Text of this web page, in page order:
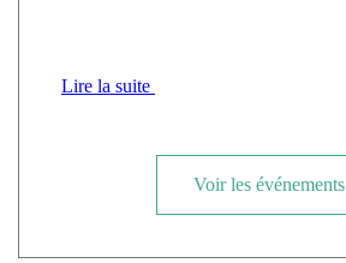
Lire la suite
Voir les événements